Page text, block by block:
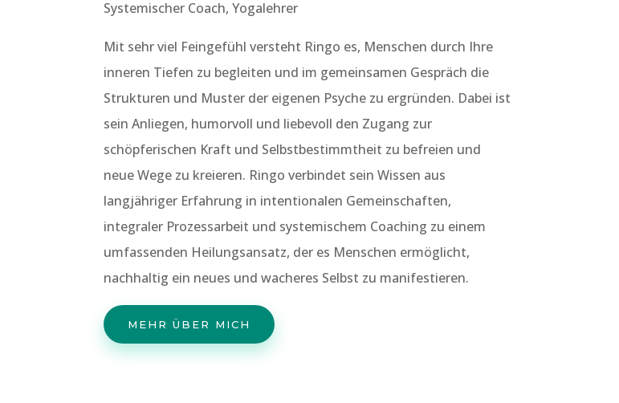
Systemischer Coach, Yogalehrer
Mit sehr viel Feingefühl versteht Ringo es, Menschen durch Ihre
inneren Tiefen zu begleiten und im gemeinsamen Gespräch die
Strukturen und Muster der eigenen Psyche zu ergründen. Dabei ist
sein Anliegen, humorvoll und liebevoll den Zugang zur
schöpferischen Kraft und Selbstbestimmtheit zu befreien und
neue Wege zu kreieren. Ringo verbindet sein Wissen aus
langjähriger Erfahrung in intentionalen Gemeinschaften,
integraler Prozessarbeit und systemischem Coaching zu einem
umfassenden Heilungsansatz, der es Menschen ermöglicht,
nachhaltig ein neues und wacheres Selbst zu manifestieren.
MEHR ÜBER MICH